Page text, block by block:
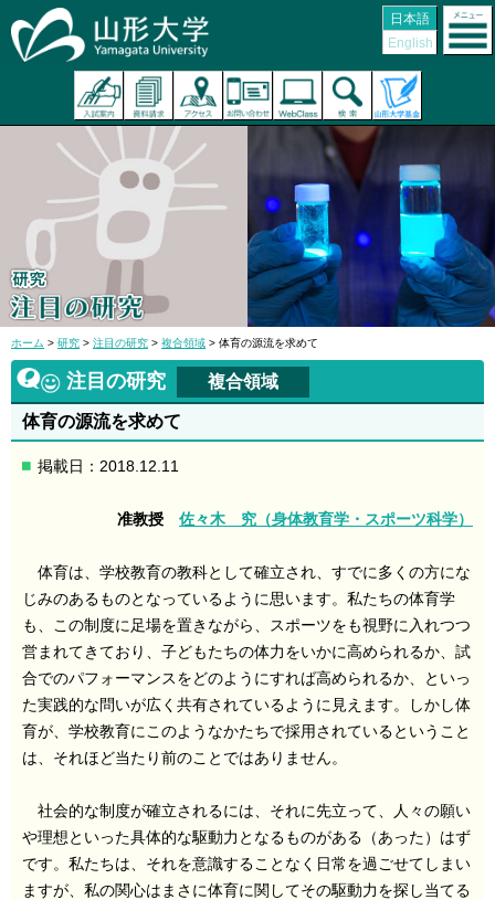
日本語
English
ホーム > 研究 > 注目の研究 > 複合領域 > 体育の源流を求めて
注目の研究 複合領域
体育の源流を求めて
掲載日：2018.12.11
准教授 佐々木 究（身体教育学・スポーツ科学）
体育は、学校教育の教科として確立され、すでに多くの方にな
じみのあるものとなっているように思います。私たちの体育学
も、この制度に足場を置きながら、スポーツをも視野に入れつつ
営まれてきており、子どもたちの体力をいかに高められるか、試
合でのパフォーマンスをどのようにすれば高められるか、といっ
た実践的な問いが広く共有されているように見えます。しかし体
育が、学校教育にこのようなかたちで採用されているということ
は、それほど当たり前のことではありません。
社会的な制度が確立されるには、それに先立って、人々の願い
や理想といった具体的な駆動力となるものがある（あった）はず
です。私たちは、それを意識することなく日常を過ごせてしまい
ますが、私の関心はまさに体育に関してその駆動力を探し当てる